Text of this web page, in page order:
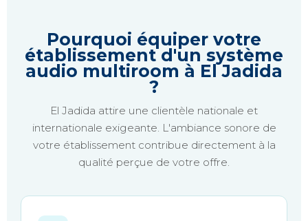
Pourquoi équiper votre
établissement d'un système
audio multiroom à El Jadida
?
El Jadida attire une clientèle nationale et
internationale exigeante. L'ambiance sonore de
votre établissement contribue directement à la
qualité perçue de votre offre.